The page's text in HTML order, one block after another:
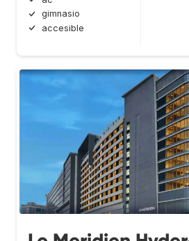
gimnasio
accesible